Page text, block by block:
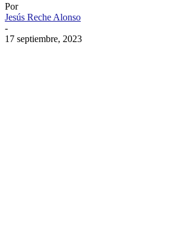
Por
Jesús Reche Alonso
-
17 septiembre, 2023